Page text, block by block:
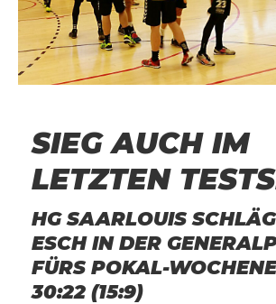
SIEG AUCH IM
LETZTEN
HG SAARLOUIS
ESCH IN DER
FÜRS POKAL-
30:22 (15:9)